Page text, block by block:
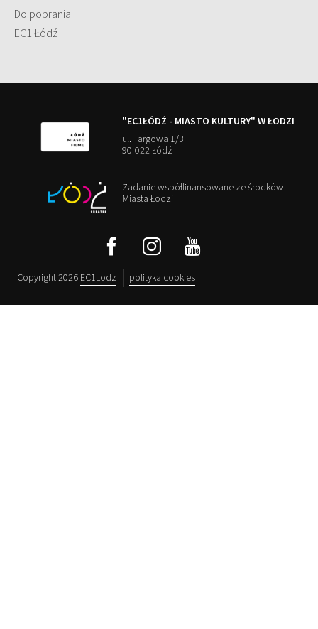
Do pobrania
EC1 Łódź
"EC1ŁÓDŹ - MIASTO KULTURY" W ŁODZI
ul. Targowa 1/3
90-022 Łódź
Zadanie współfinansowane ze środków
Miasta Łodzi
Copyright 2026 EC1Lodz polityka cookies